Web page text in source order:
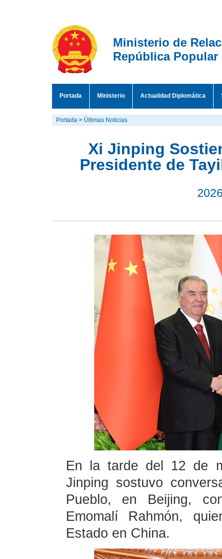
Ministerio de
República Popular
Portada Ministerio Actualidad Diplomática
Portada > Últimas Noticias
Xi Jinping
Presidente de
En la tarde del 12 de
Jinping sostuvo
Pueblo, en Beijing,
Emomalí Rahmón,
Estado en China.